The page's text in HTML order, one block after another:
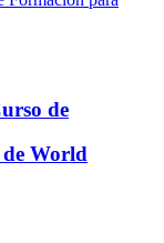
de
World